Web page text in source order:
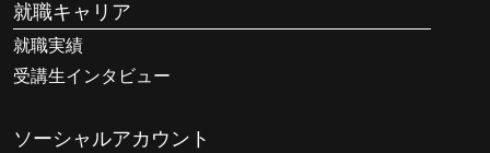
就職キャリア
就職実績
受講生インタビュー
ソーシャルアカウント